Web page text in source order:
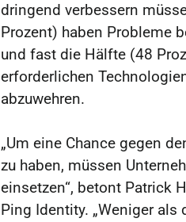
dringend verbessern
Prozent) haben Probleme
und fast die Hälfte (48
erforderlichen
abzuwehren.
„Um eine Chance gegen
zu haben, müssen
einsetzen“, betont Patrick
Ping Identity. „Weniger als